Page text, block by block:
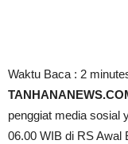
Waktu Baca : 2
penggiat media sosial
06.00 WIB di RS